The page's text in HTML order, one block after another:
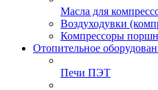
Масла для
Воздуходувки
Компрессоры
Отопительное
Печи ПЭТ